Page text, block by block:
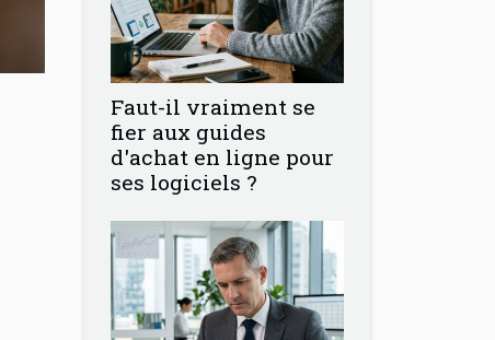
Faut-il vraiment se
fier aux guides
d'achat en ligne pour
ses logiciels ?